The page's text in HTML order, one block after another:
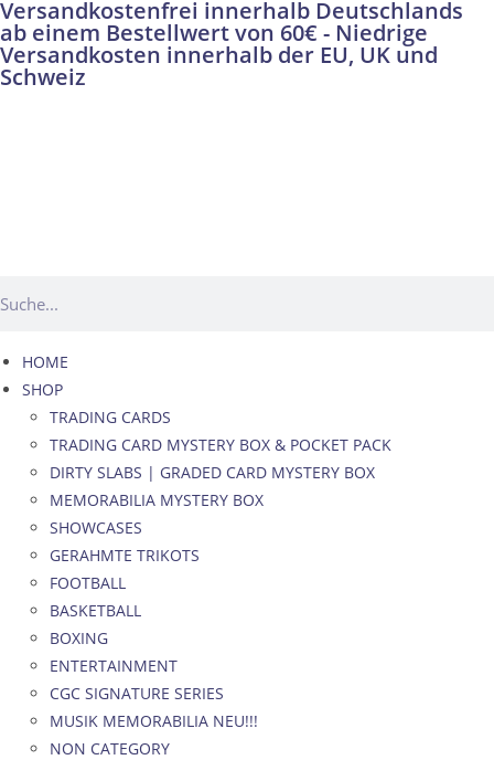
Versandkostenfrei innerhalb Deutschlands
ab einem Bestellwert von 60€ - Niedrige
Versandkosten innerhalb der EU, UK und
Schweiz
HOME
SHOP
TRADING CARDS
TRADING CARD MYSTERY BOX & POCKET PACK
DIRTY SLABS | GRADED CARD MYSTERY BOX
MEMORABILIA MYSTERY BOX
SHOWCASES
GERAHMTE TRIKOTS
FOOTBALL
BASKETBALL
BOXING
ENTERTAINMENT
CGC SIGNATURE SERIES
MUSIK MEMORABILIA NEU!!!
NON CATEGORY